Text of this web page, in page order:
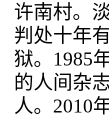
许南村。
判处十年
狱。1985
的人间杂
人。2010